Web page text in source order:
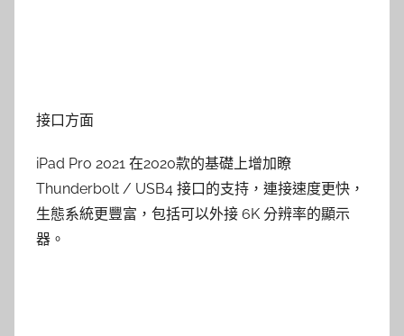
接口方面
iPad Pro 2021 在2020款的基礎上增加瞭
Thunderbolt / USB4 接口的支持，連接速度更快，
生態系統更豐富，包括可以外接 6K 分辨率的顯示
器。